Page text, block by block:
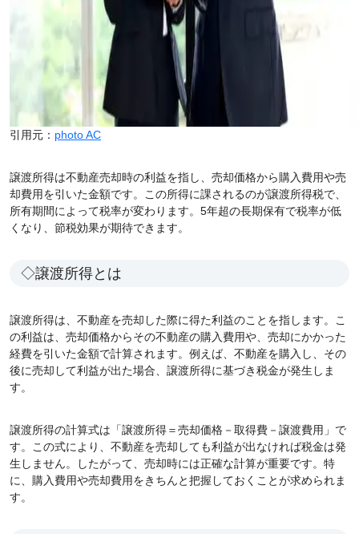
引用元： photo AC
譲渡所得は不動産売却時の利益を指し、売却価格から購入費用や売
却費用を引いた金額です。この所得に課されるのが譲渡所得税で、
所有期間によって税率が変わります。5年超の長期保有で税率が低
くなり、節税効果が期待できます。
◇譲渡所得とは
譲渡所得は、不動産を売却した際に得た利益のことを指します。こ
の利益は、売却価格からその不動産の購入費用や、売却にかかった
経費を引いた金額で計算されます。例えば、不動産を購入し、その
後に売却して利益が出た場合、譲渡所得に基づき税金が発生しま
す。
譲渡所得の計算式は「譲渡所得＝売却価格－取得費－譲渡費用」で
す。この式により、不動産を売却しても利益が出なければ税金は発
生しません。したがって、売却時には正確な計算が重要です。特
に、購入費用や売却費用をきちんと把握しておくことが求められま
す。